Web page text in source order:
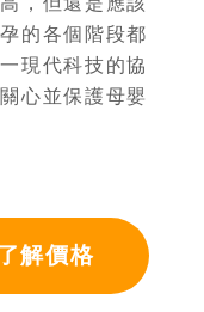
的各個階段都
現代科技的協
心並保護母嬰
解價格